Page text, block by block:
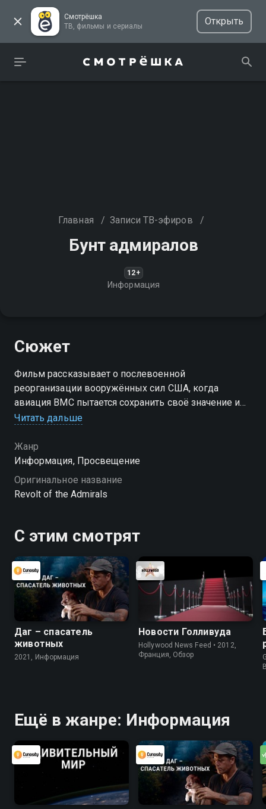
Смотрёшка
ТВ, фильмы и сериалы
Открыть
Главная / Записи ТВ-эфиров /
Бунт адмиралов
12+
Информация
Сюжет
Фильм рассказывает о послевоенной
реорганизации вооружённых сил США, когда
авиация ВМС пытается сохранить своё значение и
получить самолёты, способные нести атомное
ресурсы
Читать дальше
Жанр
Информация, Просвещение
Оригинальное название
Revolt of the Admirals
С этим смотрят
Даг – спасатель
животных
2021, Информация
Новости Голливуда
Hollywood News Feed • 2012,
Франция, Обзор
Ещё в жанре: Информация